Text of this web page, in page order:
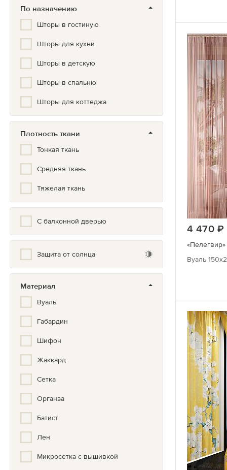
Дамаск
Дерево
Детский
Животные
Кантри
Классический
Клетка
Комбинированные
Красивый
Кружево
Купон
Кухонный
Лофт
Мелкий рисунок
По назначению
Шторы в гостиную
Шторы для кухни
Шторы в детскую
Шторы в спальню
Шторы для коттеджа
Плотность ткани
Тонкая ткань
Средняя ткань
Тяжелая ткань
С балконной дверью
Защита от солнца
Материал
Вуаль
Габардин
Шифон
Жаккард
Сетка
Органза
Батист
Лен
Микросетка с вышивкой
4 470
«Пелегвир»
Вуаль